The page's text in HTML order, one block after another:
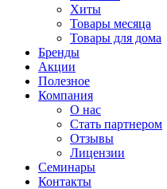
Хиты
Товары месяца
Товары для дома
Бренды
Акции
Полезное
Компания
О нас
Стать партнером
Отзывы
Лицензии
Семинары
Контакты